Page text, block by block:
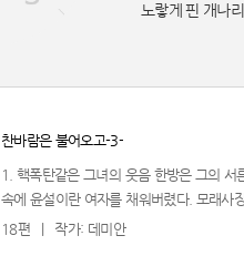
노랗게 핀 개나
찬바람은 불어오고-3-
1. 핵폭탄같은 그녀의 웃음 한방은 그의
속에 윤설이란 여자를 채워버렸다. 모래사
18편
작가: 데미안